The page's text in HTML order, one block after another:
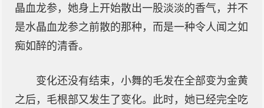
晶血龙参，她身上开始散出一股淡淡的香气，并不
是水晶血龙参之前散的那种，而是一种令人闻之如
痴如醉的清香。
变化还没有结束，小舞的毛发在全部变为金黄
之后，毛根部又发生了变化。此时，她已经完全吃